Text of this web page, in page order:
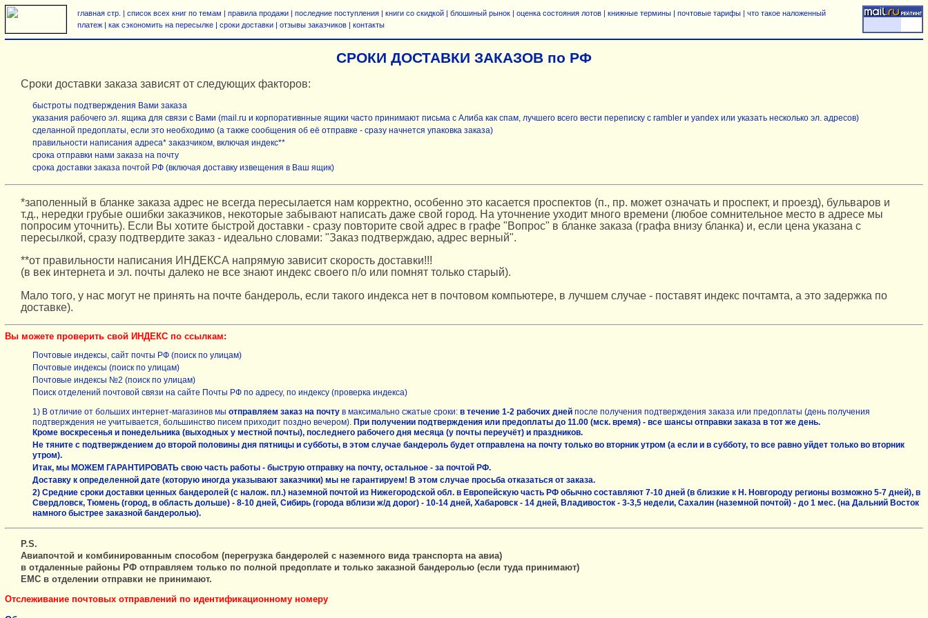
главная стр. | список всех книг по темам | правила продажи | последние поступления | книги со скидкой | блошиный рынок | оценка состояния лотов | книжные термины | почтовые тарифы | что такое наложенный
платеж | как сэкономить на пересылке | сроки доставки | отзывы заказчиков | контакты
СРОКИ ДОСТАВКИ ЗАКАЗОВ по РФ
Сроки доставки заказа зависят от следующих факторов:
быстроты подтверждения Вами заказа
указания рабочего эл. ящика для связи с Вами (mail.ru и корпоративнные ящики часто принимают письма с Алиба как спам, лучшего всего вести переписку с rambler и yandex или указать несколько эл. адресов)
сделанной предоплаты, если это необходимо (а также сообщения об её отправке - сразу начнется упаковка заказа)
правильности написания адреса* заказчиком, включая индекс**
срока отправки нами заказа на почту
срока доставки заказа почтой РФ (включая доставку извещения в Ваш ящик)
*заполенный в бланке заказа адрес не всегда пересылается нам корректно, особенно это касается проспектов (п., пр. может означать и проспект, и проезд), бульваров и
т.д., нередки грубые ошибки заказчиков, некоторые забывают написать даже свой город. На уточнение уходит много времени (любое сомнительное место в адресе мы
попросим уточнить). Если Вы хотите быстрой доставки - сразу повторите свой адрес в графе "Вопрос" в бланке заказа (графа внизу бланка) и, если цена указана с
пересылкой, сразу подтвердите заказ - идеально словами: "Заказ подтверждаю, адрес верный".
**от правильности написания ИНДЕКСА напрямую зависит скорость доставки!!!
(в век интернета и эл. почты далеко не все знают индекс своего п/о или помнят только старый).
Мало того, у нас могут не принять на почте бандероль, если такого индекса нет в почтовом компьютере, в лучшем случае - поставят индекс почтамта, а это задержка по
доставке).
Вы можете проверить свой ИНДЕКС по ссылкам:
Почтовые индексы, сайт почты РФ (поиск по улицам)
Почтовые индексы (поиск по улицам)
Почтовые индексы №2 (поиск по улицам)
Поиск отделений почтовой связи на сайте Почты РФ по адресу, по индексу (проверка индекса)
1) В отличие от больших интернет-магазинов мы отправляем заказ на почту в максимально сжатые сроки: в течение 1-2 рабочих дней после получения подтверждения заказа или предоплаты (день получения
подтверждения не учитывается, большинство писем приходит поздно вечером). При получении подтверждения или предоплаты до 11.00 (мск. время) - все шансы отправки заказа в тот же день.
Кроме воскресенья и понедельника (выходных у местной почты), последнего рабочего дня месяца (у почты переучёт) и праздников.
Не тяните с подтверждением до второй половины дня пятницы и субботы, в этом случае бандероль будет отправлена на почту только во вторник утром (а если и в субботу, то все равно уйдет только во вторник
утром).
Итак, мы МОЖЕМ ГАРАНТИРОВАТЬ свою часть работы - быструю отправку на почту, остальное - за почтой РФ.
Доставку к определенной дате (которую иногда указывают заказчики) мы не гарантируем! В этом случае просьба отказаться от заказа.
2) Средние сроки доставки ценных бандеролей (с налож. пл.) наземной почтой из Нижегородской обл. в Европейскую часть РФ обычно составляют 7-10 дней (в близкие к Н. Новгороду регионы возможно 5-7 дней), в
Свердловск, Тюмень (город, в область дольше) - 8-10 дней, Сибирь (города вблизи ж/д дорог) - 10-14 дней, Хабаровск - 14 дней, Владивосток - 3-3,5 недели, Сахалин (наземной почтой) - до 1 мес. (на Дальний Восток
намного быстрее заказной бандеролью).
P.S.
Авиапочтой и комбинированным способом (перегрузка бандеролей с наземного вида транспорта на авиа)
в отдаленные районы РФ отправляем только по полной предоплате и только заказной бандеролью (если туда принимают)
ЕМС в отделении отправки не принимают.
Отслеживание почтовых отправлений по идентификационному номеру